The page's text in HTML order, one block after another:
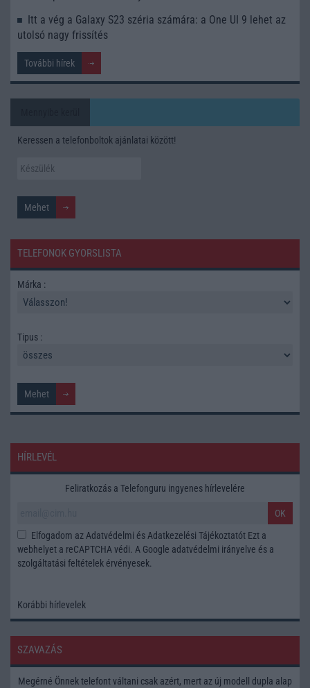
Itt a vég a Galaxy S23 széria számára: a One UI 9 lehet az
utolsó nagy frissítés
További hírek
Keressen a telefonboltok ajánlatai között!
TELEFONOK GYORSLISTA
Márka :
Tipus :
HÍRLEVÉL
Feliratkozás a Telefonguru ingyenes hírlevelére
OK
Elfogadom azAdatvédelmi és Adatkezelési Tájékoztatót Ezt a
webhelyet a reCAPTCHA védi. A Google adatvédelmi irányelve és a
szolgáltatási feltételek érvényesek.
Korábbi hírlevelek
SZAVAZÁS
Megérné Önnek telefont váltani csak azért, mert az új modell dupla alap